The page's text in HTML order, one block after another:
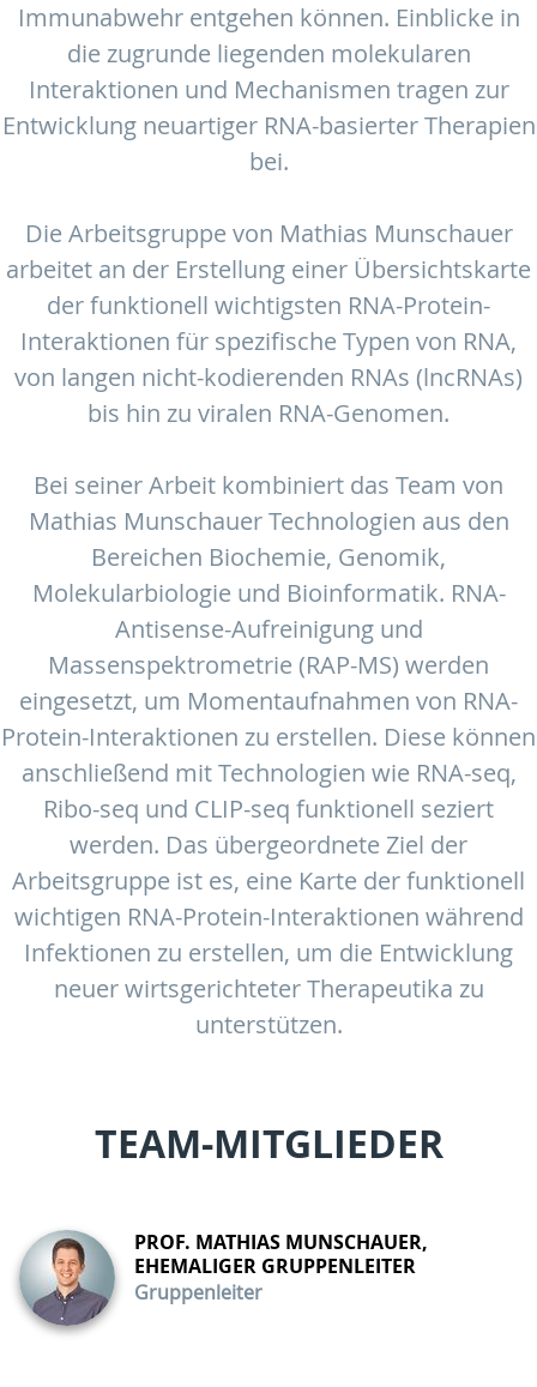
Immunabwehr entgehen können. Einblicke in
die zugrunde liegenden molekularen
Interaktionen und Mechanismen tragen zur
Entwicklung neuartiger RNA-basierter Therapien
bei.
Die Arbeitsgruppe von Mathias Munschauer
arbeitet an der Erstellung einer Übersichtskarte
der funktionell wichtigsten RNA-Protein-
Interaktionen für spezifische Typen von RNA,
von langen nicht-kodierenden RNAs (lncRNAs)
bis hin zu viralen RNA-Genomen.
Bei seiner Arbeit kombiniert das Team von
Mathias Munschauer Technologien aus den
Bereichen Biochemie, Genomik,
Molekularbiologie und Bioinformatik. RNA-
Antisense-Aufreinigung und
Massenspektrometrie (RAP-MS) werden
eingesetzt, um Momentaufnahmen von RNA-
Protein-Interaktionen zu erstellen. Diese können
anschließend mit Technologien wie RNA-seq,
Ribo-seq und CLIP-seq funktionell seziert
werden. Das übergeordnete Ziel der
Arbeitsgruppe ist es, eine Karte der funktionell
wichtigen RNA-Protein-Interaktionen während
Infektionen zu erstellen, um die Entwicklung
neuer wirtsgerichteter Therapeutika zu
unterstützen.
TEAM-MITGLIEDER
PROF. MATHIAS MUNSCHAUER,
EHEMALIGER GRUPPENLEITER
Gruppenleiter